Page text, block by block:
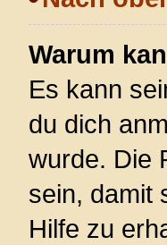
Warum
Es kann
du dich
wurde. Die
sein, damit
Hilfe zu